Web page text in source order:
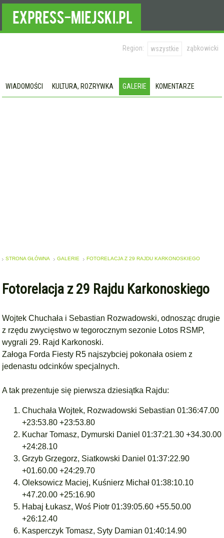
Region: wszystkie ząbkowicki
WIADOMOŚCI KULTURA, ROZRYWKA GALERIE KOMENTARZE
STRONA GŁÓWNA GALERIE FOTORELACJA Z 29 RAJDU KARKONOSKIEGO
Fotorelacja z 29 Rajdu Karkonoskiego
Wojtek Chuchała i Sebastian Rozwadowski, odnosząc drugie
z rzędu zwycięstwo w tegorocznym sezonie Lotos RSMP,
wygrali 29. Rajd Karkonoski.
Załoga Forda Fiesty R5 najszybciej pokonała osiem z
jedenastu odcinków specjalnych.
A tak prezentuje się pierwsza dziesiątka Rajdu:
Chuchała Wojtek, Rozwadowski Sebastian 01:36:47.00
+23:53.80 +23:53.80
Kuchar Tomasz, Dymurski Daniel 01:37:21.30 +34.30.00
+24:28.10
Grzyb Grzegorz, Siatkowski Daniel 01:37:22.90
+01.60.00 +24:29.70
Oleksowicz Maciej, Kuśnierz Michał 01:38:10.10
+47.20.00 +25:16.90
Habaj Łukasz, Woś Piotr 01:39:05.60 +55.50.00
+26:12.40
Kasperczyk Tomasz, Syty Damian 01:40:14.90